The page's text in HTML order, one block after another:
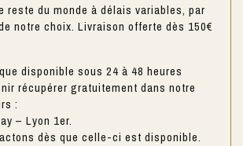
reste du monde à délais variables, par
notre choix. Livraison offerte dès 150€
disponible sous 24 à 48 heures
récupérer gratuitement dans notre
:
– Lyon 1er.
dès que celle-ci est disponible.